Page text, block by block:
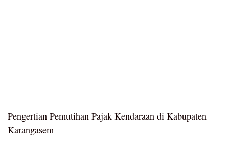
Pengertian Pemutihan Pajak Kendaraan di Kabupaten
Karangasem